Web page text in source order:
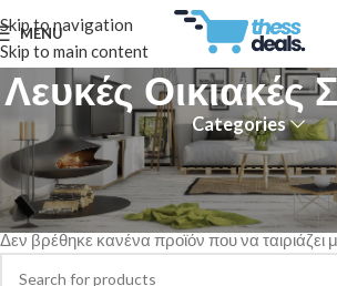
Skip to navigation
Skip to main content
MENU
Λευκές Οικιακές
Categories
Αρχική σελίδα Σπίτι - Κήπος Οικιακές
Λευκές Οικιακές Συσκευές
Δεν βρέθηκε κανένα προϊόν που να ταιριάζει